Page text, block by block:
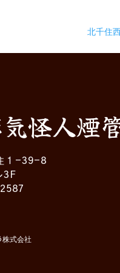
北千住
怪人煙
１-39-8
3F
式会社